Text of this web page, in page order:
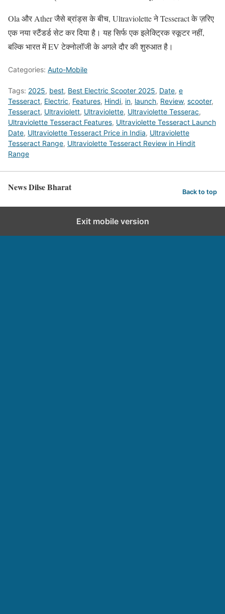
Ola और Ather जैसे ब्रांड्स के बीच, Ultraviolette ने Tesseract के ज़रिए
एक नया स्टैंडर्ड सेट कर दिया है। यह सिर्फ एक इलेक्ट्रिक स्कूटर नहीं,
बल्कि भारत में EV टेक्नोलॉजी के अगले दौर की शुरुआत है।
Categories: Auto-Mobile
Tags: 2025, best, Best Electric Scooter 2025, Date, e
Tesseract, Electric, Features, Hindi, in, launch, Review, scooter,
Tesseract, Ultraviolett, Ultraviolette, Ultraviolette Tesserac,
Ultraviolette Tesseract Features, Ultraviolette Tesseract Launch
Date, Ultraviolette Tesseract Price in India, Ultraviolette
Tesseract Range, Ultraviolette Tesseract Review in Hindit
Range
News Dilse Bharat Back to top
Exit mobile version